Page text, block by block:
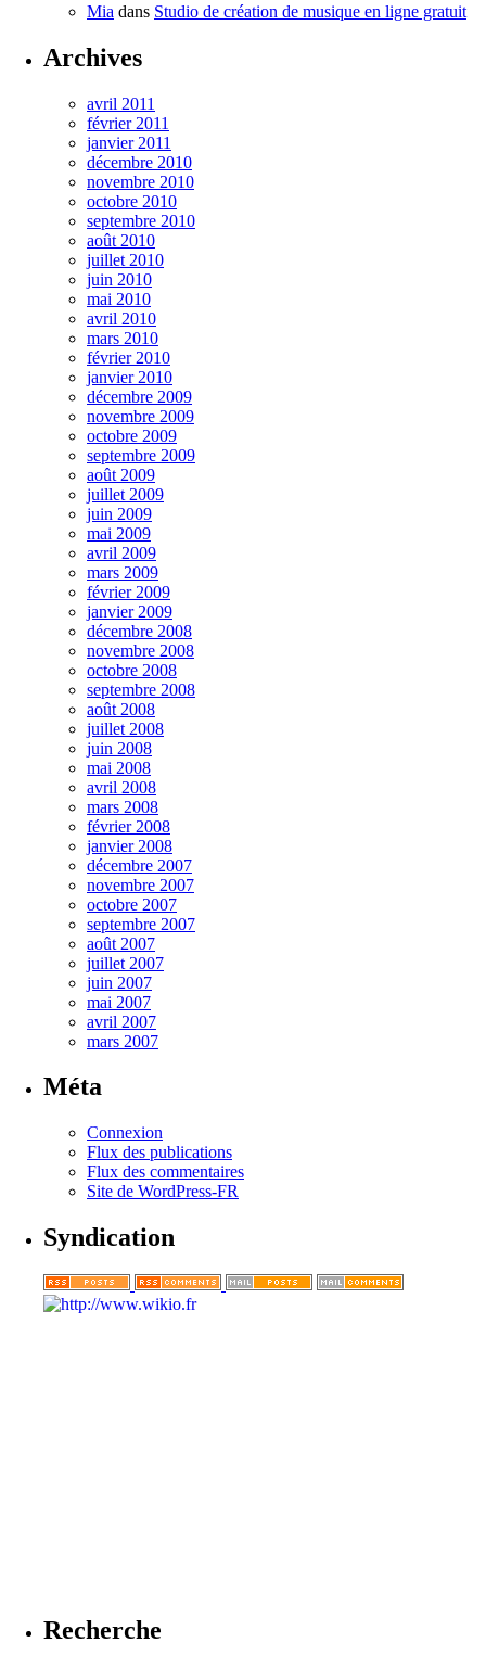
Mia dans Studio de création de musique en ligne gratuit
Archives
avril 2011
février 2011
janvier 2011
décembre 2010
novembre 2010
octobre 2010
septembre 2010
août 2010
juillet 2010
juin 2010
mai 2010
avril 2010
mars 2010
février 2010
janvier 2010
décembre 2009
novembre 2009
octobre 2009
septembre 2009
août 2009
juillet 2009
juin 2009
mai 2009
avril 2009
mars 2009
février 2009
janvier 2009
décembre 2008
novembre 2008
octobre 2008
septembre 2008
août 2008
juillet 2008
juin 2008
mai 2008
avril 2008
mars 2008
février 2008
janvier 2008
décembre 2007
novembre 2007
octobre 2007
septembre 2007
août 2007
juillet 2007
juin 2007
mai 2007
avril 2007
mars 2007
Méta
Connexion
Flux des publications
Flux des commentaires
Site de WordPress-FR
Syndication
Recherche